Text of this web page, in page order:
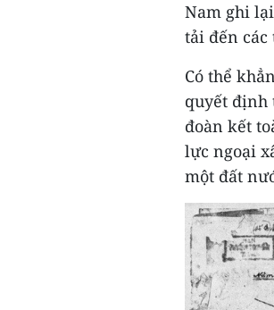
Nam ghi
tải đến các
Có thể
quyết định
đoàn kết
lực ngoại
một đất